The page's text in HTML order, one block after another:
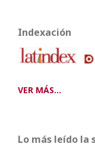
Indexación
VER MÁS...
Lo más leído la